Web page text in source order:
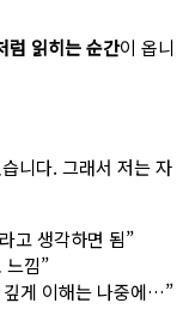
럼 읽히는 순간이 옵니
니다. 그래서 저는 자
라고 생각하면 됨”
느낌”
깊게 이해는 나중에…”